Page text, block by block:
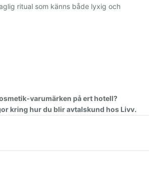
ritual som känns både lyxig och
varumärken på ert hotell?
kring hur du blir avtalskund hos Livv.